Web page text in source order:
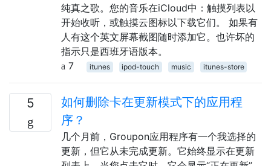
纯真之歌。您的音乐在iCloud中：触摸列表以
开始收听，或触摸云图标以下载它们。 如果有
人有这个英文屏幕截图随时添加它。也许坏的
指示只是西班牙语版本。
7
itunes ipod-touch music itunes-store
5
如何删除卡在更新模式下的应用程
序？
几个月前，Groupon应用程序有一个我选择的
更新，但它从未完成更新。它始终显示在更新